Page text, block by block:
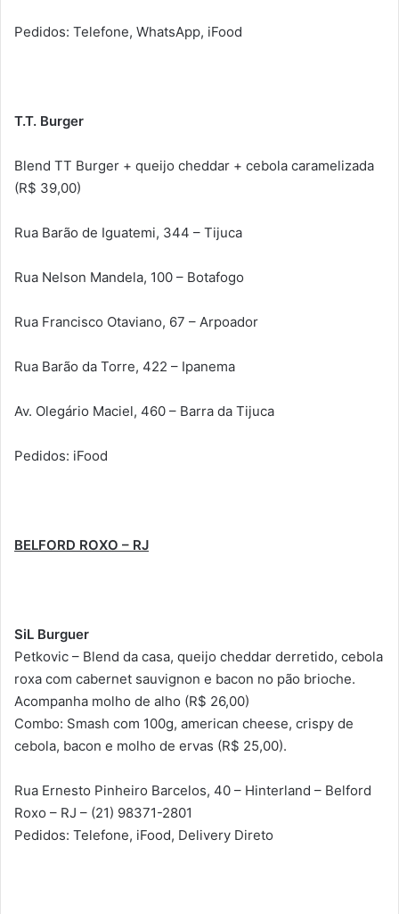
Pedidos: Telefone, WhatsApp, iFood
T.T. Burger
Blend TT Burger + queijo cheddar + cebola caramelizada
(R$ 39,00)
Rua Barão de Iguatemi, 344 – Tijuca
Rua Nelson Mandela, 100 – Botafogo
Rua Francisco Otaviano, 67 – Arpoador
Rua Barão da Torre, 422 – Ipanema
Av. Olegário Maciel, 460 – Barra da Tijuca
Pedidos: iFood
BELFORD ROXO – RJ
SiL Burguer
Petkovic – Blend da casa, queijo cheddar derretido, cebola
roxa com cabernet sauvignon e bacon no pão brioche.
Acompanha molho de alho (R$ 26,00)
Combo: Smash com 100g, american cheese, crispy de
cebola, bacon e molho de ervas (R$ 25,00).
Rua Ernesto Pinheiro Barcelos, 40 – Hinterland – Belford
Roxo – RJ – (21) 98371-2801
Pedidos: Telefone, iFood, Delivery Direto